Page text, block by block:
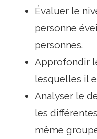
Évaluer le
personne
personnes.
Approfondir
lesquelles il
Analyser le
les
même